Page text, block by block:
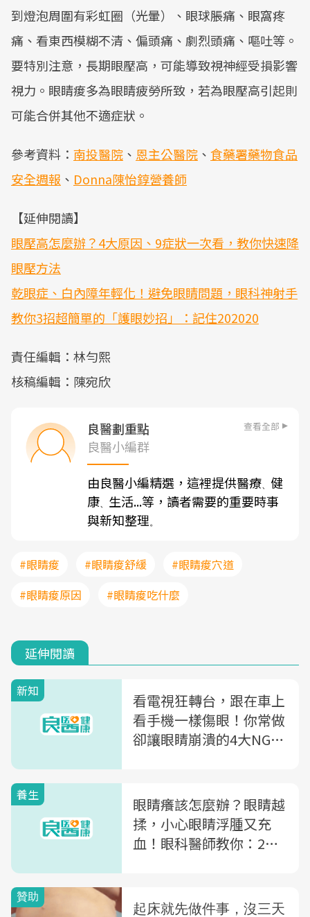
到燈泡周圍有彩虹圈（光暈）、眼球脹痛、眼窩疼
痛、看東西模糊不清、偏頭痛、劇烈頭痛、嘔吐等。
要特別注意，長期眼壓高，可能導致視神經受損影響
視力。眼睛痠多為眼睛疲勞所致，若為眼壓高引起則
可能合併其他不適症狀。
參考資料： 南投醫院 、 恩主公醫院 、 食藥署藥物食品
安全週報 、 Donna陳怡錞營養師
【延伸閱讀】
眼壓高怎麼辦？4大原因、9症狀一次看，教你快速降
眼壓方法
乾眼症、白內障年輕化！避免眼睛問題，眼科神射手
教你3招超簡單的「護眼妙招」：記住202020
責任編輯：林勻熙
核稿編輯：陳宛欣
良醫劃重點 查看全部
良醫小編群
由良醫小編精選，這裡提供醫療、 健
康、 生活...等，讀者需要的重要時事
與新知整理。
#眼睛痠 #眼睛痠舒緩
#眼睛痠穴道
#眼睛痠原因
#眼睛痠吃什麼
延伸閱讀
新知
看電視狂轉台，跟在車上
看手機一樣傷眼！你常做
卻讓眼睛崩潰的4大NG行
養生
眼睛癢該怎麼辦？眼睛越
揉，小心眼睛浮腫又充
血！眼科醫師教你：2招